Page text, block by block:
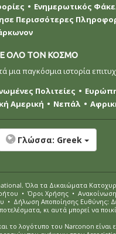
Ενημερωτικός
Περισσότερες
ΟΛΟ ΤΟΝ ΚΟΣΜΟ
μια παγκόσμια ιστορία
Πολιτείες
Αμερική Νεπάλ
Γλώσσα: Greek
. Όλα τα Δικαιώµατα
• Όροι Χρήσης •
• Δήλωση Αποποίησης Ευθύνης:
κι αυτά μπορεί να
το λογότυπο του Narconon είναι